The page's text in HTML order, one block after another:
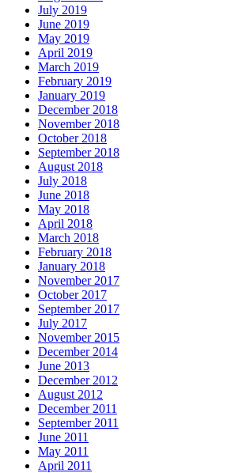
July 2019
June 2019
May 2019
April 2019
March 2019
February 2019
January 2019
December 2018
November 2018
October 2018
September 2018
August 2018
July 2018
June 2018
May 2018
April 2018
March 2018
February 2018
January 2018
November 2017
October 2017
September 2017
July 2017
November 2015
December 2014
June 2013
December 2012
August 2012
December 2011
September 2011
June 2011
May 2011
April 2011